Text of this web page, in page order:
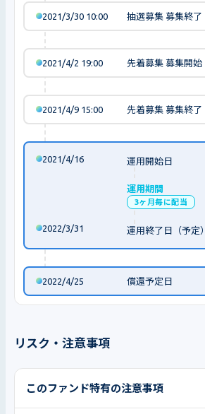
2021/3/30 10:00 抽選募集 募集終了
2021/4/2 19:00 先着募集 募集開始
2021/4/9 15:00 先着募集 募集終了
2021/4/16 運用開始日
運用期間
3ヶ月毎に配当
2022/3/31 運用終了日（予定）
2022/4/25 償還予定日
リスク・注意事項
このファンド特有の注意事項